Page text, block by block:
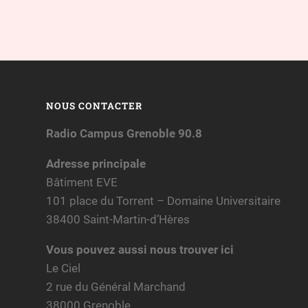
NOUS CONTACTER
Radio Campus Grenoble 90.8
Adresse principale
Bâtiment EVE
101 place du Torrent – Domaine Universitaire
38400 Saint-Martin-d’Hères
Vous pouvez aussi nous trouver ici
Le Ciel
2 rue du Général Marchand